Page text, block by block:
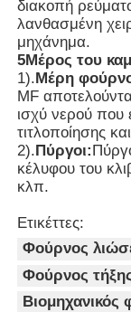
Υψηλής
διακοπή
λανθασμένη
μηχάνημα.
5Μέρος του
1).Μέρη
MF
ισχύ νερού που
τιτλοποίησης
2).Πύργοι:
κέλυφου του
κλπ.
Ετικέττες:
Φούρνος
Φούρνος